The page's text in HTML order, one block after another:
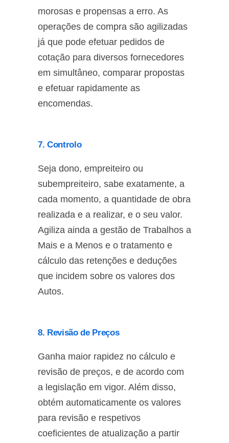
morosas e propensas a erro. As
operações de compra são agilizadas
já que pode efetuar pedidos de
cotação para diversos fornecedores
em simultâneo, comparar propostas
e efetuar rapidamente as
encomendas.
7. Controlo
Seja dono, empreiteiro ou
subempreiteiro, sabe exatamente, a
cada momento, a quantidade de obra
realizada e a realizar, e o seu valor.
Agiliza ainda a gestão de Trabalhos a
Mais e a Menos e o tratamento e
cálculo das retenções e deduções
que incidem sobre os valores dos
Autos.
8. Revisão de Preços
Ganha maior rapidez no cálculo e
revisão de preços, e de acordo com
a legislação em vigor. Além disso,
obtém automaticamente os valores
para revisão e respetivos
coeficientes de atualização a partir